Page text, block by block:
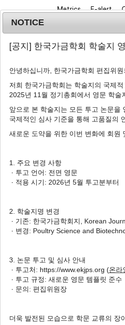
Metrics E-alert
Journal info
Author: Jae Cheong
2 Articles are
Effects of Music
Jae Cheong Lee ,
이재청, 이상혁, 조철훈, 이경우
Korean J. Poult. Sci.
HTML PDF PubReader
NOTICE
[공지] 한국가금학회 학술지
안녕하십니까, 한국가금학회 편집위원
저희 한국가금학회는 학술지의 국제
2025년 11월 정기총회에서 영문 학술
앞으로 본 학술지는 모든 투고 논문을
국제적인 심사 기준을 통해 고품질의
새로운 도약을 위한 이번 변화에 회원
1. 주요 변경 사항
· 투고 언어: 전면 영문
· 적용 시기: 2026년 5월 투고분부터
2. 학술지명 변경
· 기존: 한국가금학회지, Korean
· 변경: Poultry Science and
3. 논문 투고 및 심사 안내
· 투고처: https://www.ekjps.org (온라
· 투고 규정: 새로운 영문 템플릿 준수
· 문의: 편집위원장
더욱 발전된 모습으로 학문 교류의 장